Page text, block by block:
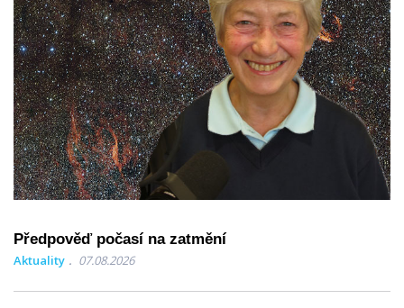
Předpověď počasí na zatmění
Aktuality 07.08.2026